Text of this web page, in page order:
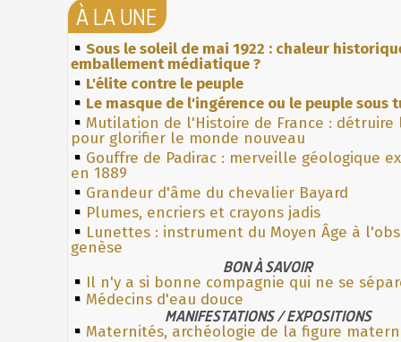
À LA UNE
Sous le soleil de mai 1922 : chaleur
emballement médiatique ?
L'élite contre le peuple
Le masque de l'ingérence ou le peuple sous
Mutilation de l'Histoire de France : détruire
pour glorifier le monde nouveau
Gouffre de Padirac : merveille géologique
en 1889
Grandeur d'âme du chevalier Bayard
Plumes, encriers et crayons jadis
Lunettes : instrument du Moyen Âge à
genèse
BON À SAVOIR
Il n'y a si bonne compagnie qui ne se
Médecins d'eau douce
MANIFESTATIONS / EXPOSITIONS
Maternités, archéologie de la figure